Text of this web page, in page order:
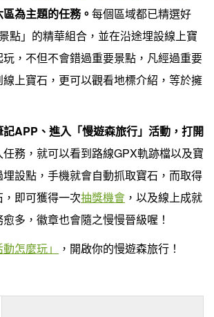
為主題的任務。 每個區域都已精選好
點」的精華組合，並在沿途埋設線上寶
，不但不會錯過重要景點，凡經過重要
上寶石，更可以觀看地標介紹，等於擁
APP、進入「慢遊森旅行」活動，打開
任務，就可以看到路線GPX軌跡檔以及寶
設點，手機就會自動抓取寶石，而取得
即可獲得一次抽獎機會 ，以及線上成就
多，徽章也會隨之慢慢晉級喔！
動怎麼玩」
，開啟你的慢遊森旅行！